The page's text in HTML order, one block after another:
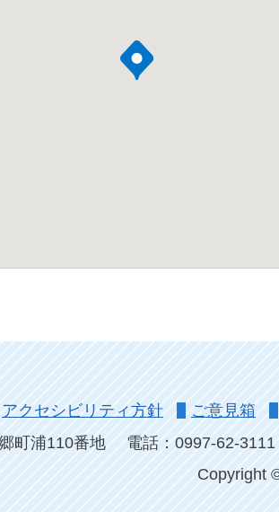
アクセシビリティ方針 ご意見箱
町浦110番地 電話：0997-62-3111
Copyright